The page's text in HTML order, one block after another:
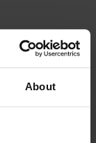
About
безпеки